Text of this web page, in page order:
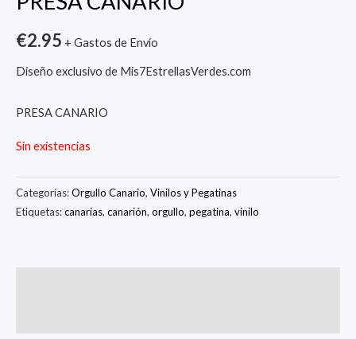
€2.95 + Gastos de Envío
Diseño exclusivo de Mis7EstrellasVerdes.com
PRESA CANARIO
Sin existencias
Categorías:Orgullo Canario, Vinilos y Pegatinas
Etiquetas:canarias, canarión, orgullo, pegatina, vinilo